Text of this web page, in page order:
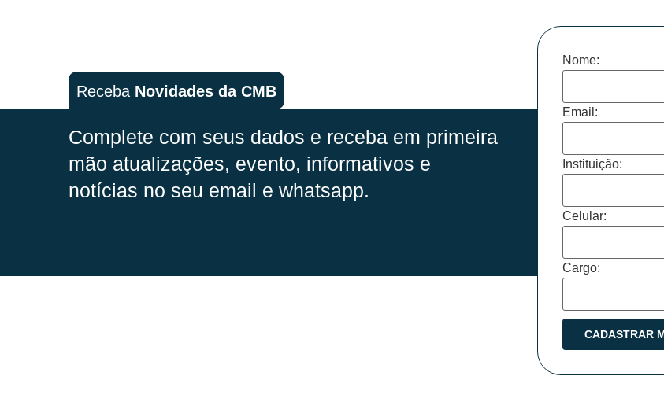
Receba Novidades da CMB
Complete com seus dados e receba em primeira
mão atualizações, evento, informativos e
notícias no seu email e whatsapp.
Nome:
Email:
Instituição:
Celular:
Cargo: